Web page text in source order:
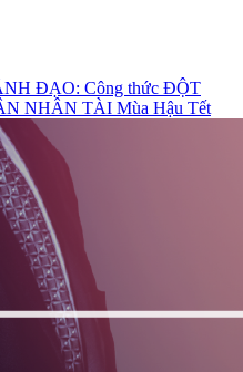
ĐẠO: Công thức ĐỘT
NHÂN TÀI Mùa Hậu Tết